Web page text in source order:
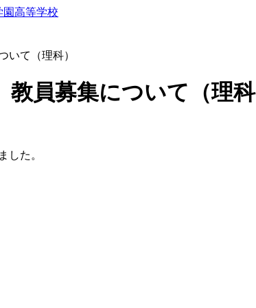
高等学校
て（理科）
員募集について（理
した。